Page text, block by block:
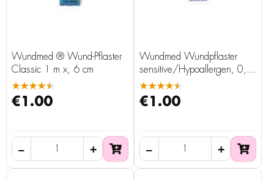
Wundmed ® Wund-Pflaster
Classic 1 m x, 6 cm
★★★★★
€1.00
Wundmed Wundpflaster
sensitive/Hypoallergen, 0,5
m x 6 cm
★★★★★
€1.00